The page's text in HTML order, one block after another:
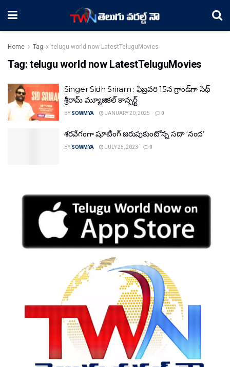
Home Tag telugu world now LatestTeluguMovies
Tag: telugu world now LatestTeluguMovies
Singer Sidh Sriram : ఫిబ్రవరి 15న గ్రాండ్‌గా సిధ్
శ్రీరామ్ మ్యూజికల్ కాన్సర్ట్
BY SOWMYA JANUARY 20, 2025 0
శ‌ర‌వేగంగా షూటింగ్ జరుపుకుంటోన్న స‌దా ‘నంద‌’
BY SOWMYA JULY 25, 2023 0